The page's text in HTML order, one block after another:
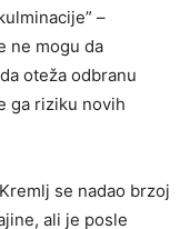
–
ne mogu da
oteža odbranu
ga riziku novih
se nadao brzoj
ali je posle